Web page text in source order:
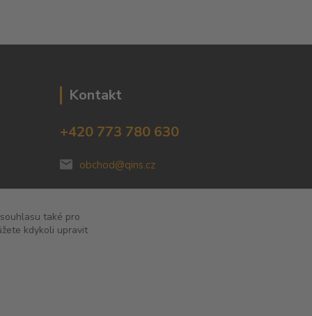
Kontakt
+420 773 780 630
obchod@qins.cz
také pro
kdykoli upravit